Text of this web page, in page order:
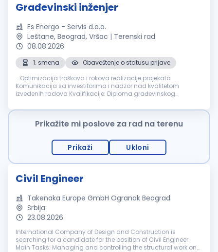
Građevinski inženjer
Es Energo - Servis d.o.o.
Leštane, Beograd, Vršac | Terenski rad
08.08.2026
1. smena
Obaveštenje o statusu prijave
...Optimizacija troškova i rokova realizacije projekata
Komunikacija sa investitorima i nadzor nad kvalitetom
izvedenih radova Kvalifikacije: Diploma građevinskog
građevinarstva Iskustvo u radu nagrađevinskim...
Prikažite mi poslove za rad na terenu
Prikaži Ukloni
Civil Engineer
Takenaka Europe GmbH Ogranak Beograd
Srbija
23.08.2026
International Company of Design and Construction is
searching for a candidate for the position of Civil Engineer
Main Tasks: Managing and controlling the structural work on